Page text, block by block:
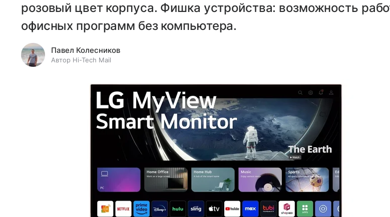
розовый цвет корпуса. Фишка устройства: возможность
офисных программ без компьютера.
Павел Колесников
Автор Hi-Tech Mail